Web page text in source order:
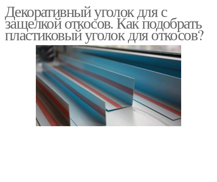
Уголки на откосы Межкомнатная дверь
Откосы из различных
материалов
Материалы для
межкомнатных дверей
Декоративный уголок для с
защелкой откосов. Как подобрать
пластиковый уголок для откосов?